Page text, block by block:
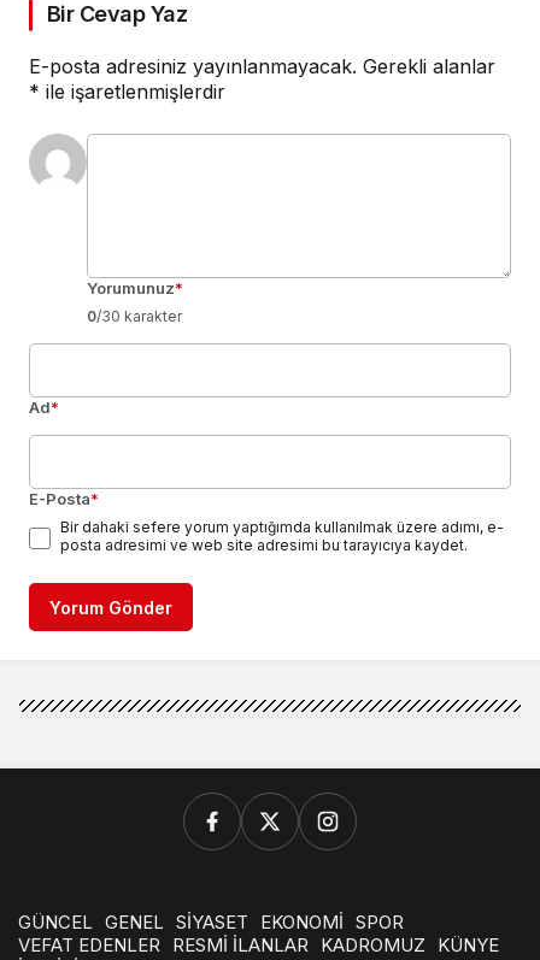
Bir Cevap Yaz
E-posta adresiniz yayınlanmayacak. Gerekli alanlar
* ile işaretlenmişlerdir
Yorumunuz*
0/30 karakter
Ad*
E-Posta*
Bir dahaki sefere yorum yaptığımda kullanılmak üzere adımı, e-
posta adresimi ve web site adresimi bu tarayıcıya kaydet.
Yorum Gönder
GÜNCEL GENEL SİYASET EKONOMİ SPOR
VEFAT EDENLER RESMİ İLANLAR KADROMUZ
KÜNYE